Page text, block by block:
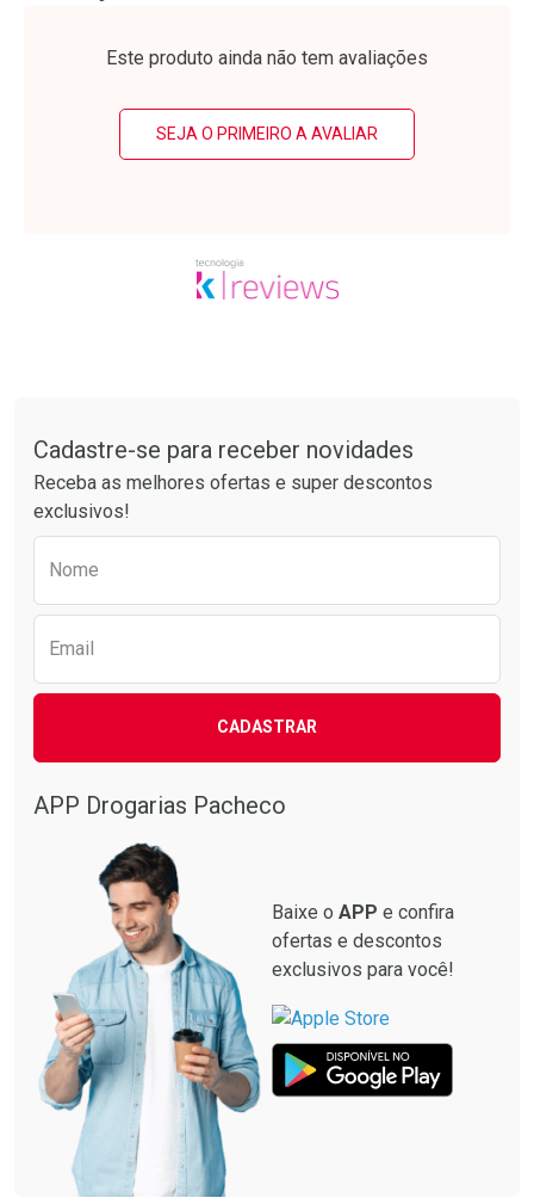
Laboratório
Por R$ 37,25/cada
Por Menos Laboratório
Por R$ 34,39/cada
Por Menos
Este produto ainda não tem avaliações
SEJA O PRIMEIRO A AVALIAR
Cadastre-se para receber novidades
Receba as melhores ofertas e super descontos
exclusivos!
Nome
Email
CADASTRAR
APP Drogarias Pacheco
Baixe o APP e confira
ofertas e descontos
exclusivos para você!